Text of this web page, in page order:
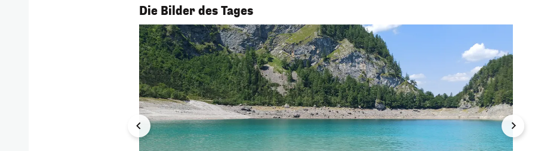
Die Bilder des Tages
1/55